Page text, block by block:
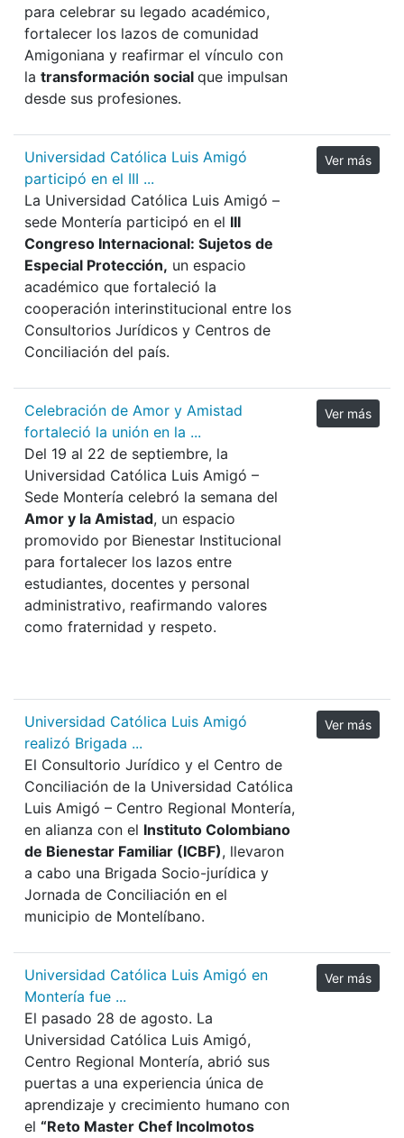
para celebrar su legado académico,
fortalecer los lazos de comunidad
Amigoniana y reafirmar el vínculo con
la transformación social que impulsan
desde sus profesiones.
Universidad Católica Luis Amigó
participó en el III ...
La Universidad Católica Luis Amigó –
sede Montería participó en el III
Congreso Internacional: Sujetos de
Especial Protección, un espacio
académico que fortaleció la
cooperación interinstitucional entre los
Consultorios Jurídicos y Centros de
Conciliación del país.
Ver más
Celebración de Amor y Amistad
fortaleció la unión en la ...
Del 19 al 22 de septiembre, la
Universidad Católica Luis Amigó –
Sede Montería celebró la semana del
Amor y la Amistad, un espacio
promovido por Bienestar Institucional
para fortalecer los lazos entre
estudiantes, docentes y personal
administrativo, reafirmando valores
como fraternidad y respeto.
Ver más
Universidad Católica Luis Amigó
realizó Brigada ...
El Consultorio Jurídico y el Centro de
Conciliación de la Universidad Católica
Luis Amigó – Centro Regional Montería,
en alianza con el Instituto Colombiano
de Bienestar Familiar (ICBF), llevaron
a cabo una Brigada Socio-jurídica y
Jornada de Conciliación en el
municipio de Montelíbano.
Ver más
Universidad Católica Luis Amigó en
Montería fue ...
El pasado 28 de agosto. La
Universidad Católica Luis Amigó,
Centro Regional Montería, abrió sus
puertas a una experiencia única de
aprendizaje y crecimiento humano con
el “Reto Master Chef Incolmotos
Ver más